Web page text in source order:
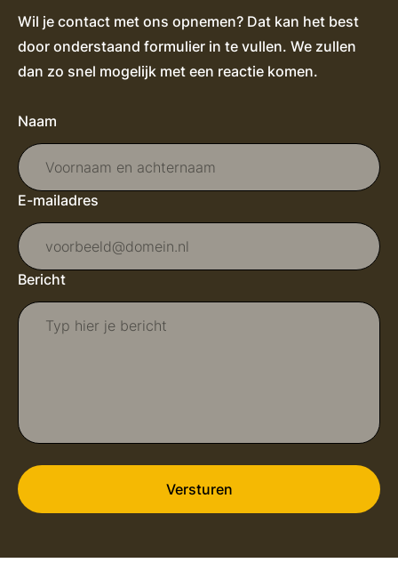
Wil je contact met ons opnemen? Dat kan het best
door onderstaand formulier in te vullen. We zullen
dan zo snel mogelijk met een reactie komen.
Naam
E-mailadres
Bericht
Versturen